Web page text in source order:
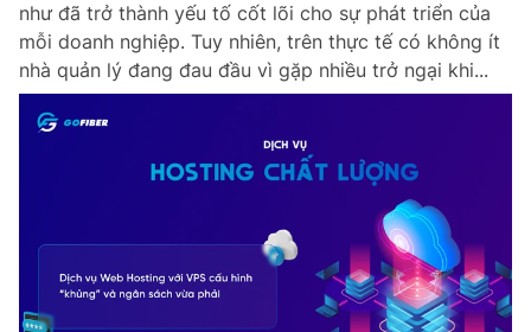
như đã trở thành yếu tố cốt lõi cho sự phát triển của
mỗi doanh nghiệp. Tuy nhiên, trên thực tế có không ít
nhà quản lý đang đau đầu vì gặp nhiều trở ngại khi...